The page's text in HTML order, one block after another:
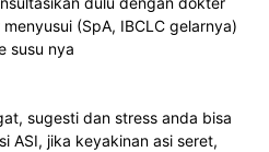
(SpA, IBCLC gelarnya)
susu nya
sugesti dan stress anda bisa
ASI, jika keyakinan asi seret,